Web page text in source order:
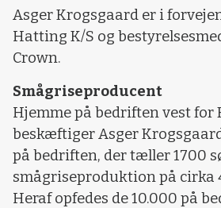
Asger Krogsgaard er i
Hatting K/S og
Crown.
Smågriseproducent
Hjemme på bedriften vest for
beskæftiger Asger
på bedriften, der tæller 1700
smågriseproduktion på cirka
Heraf opfedes de 10.000 på